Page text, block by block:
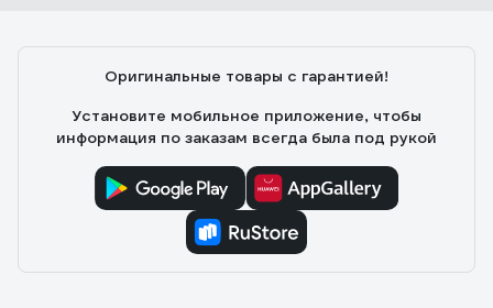
Горит. Малому нравится. Заряжаю раз в три дня если
Оригинальные товары с гарантией!
Установите мобильное приложение, чтобы
информация по заказам всегда была под рукой